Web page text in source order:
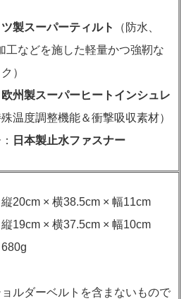
ツ製スーパーティルト
（防水、
工などを施した軽量かつ強靭な
）
欧州製スーパーヒートインシュレ
殊温度調整機能＆衝撃吸収素材）
日本製止水ファスナー
縦20cm × 横38.5cm × 幅11cm
縦19cm × 横37.5cm × 幅10cm
680g
ョルダーベルトを含まないもので